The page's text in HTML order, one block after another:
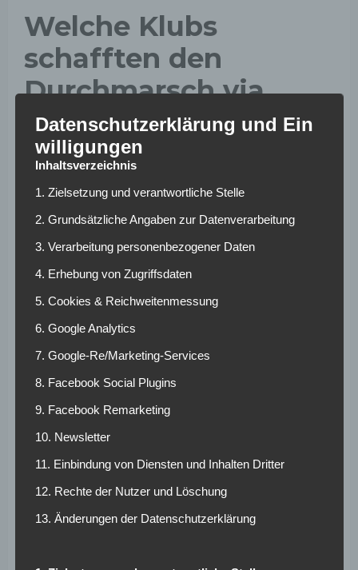
Welche Klubs
schafften den
Durchmarsch via
Zweite Liga in die
Bundesliga?
1860 München mit Kult-Trainer Werner Lorant († 2025 /
„Warum sollte ich mit den Spielern reden? Ich bin doch kein
Bayernliga in die Bundesliga den Anfang. Der
Durchmarsch von der dritten Liga in die Bundesliga war in
Fortuna Düsseldorf
Der 1. FC Nürnbergbewältigte 1997/98 seinen tiefen
Sturz in die Regionalliga Bayern
coachte der Schach-Großmeister die Nürnberger nicht.
Willi Reimann übernahm.
Wann erklärte Ulms
Ralf Rangnick im
Datenschutzerklärung und Ein
willigungen
Inhaltsverzeichnis
1. Zielsetzung und verantwortliche Stelle
2. Grundsätzliche Angaben zur Datenverarbeitung
3. Verarbeitung personenbezogener Daten
4. Erhebung von Zugriffsdaten
5. Cookies & Reichweitenmessung
6. Google Analytics
7. Google-Re/Marketing-Services
8. Facebook Social Plugins
9. Facebook Remarketing
10. Newsletter
11. Einbindung von Diensten und Inhalten Dritter
12. Rechte der Nutzer und Löschung
13. Änderungen der Datenschutzerklärung